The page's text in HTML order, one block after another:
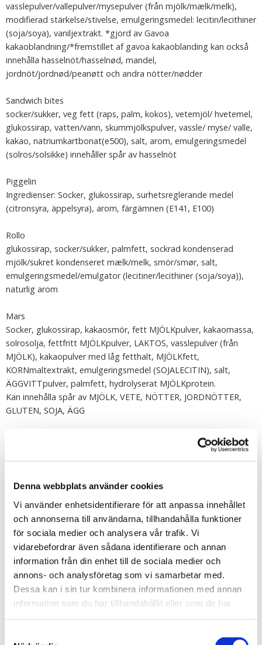
Denna webbplats använder cookies
Vi använder enhetsidentifierare för att anpassa innehållet
och annonserna till användarna, tillhandahålla funktioner
för sociala medier och analysera vår trafik. Vi
vidarebefordrar även sådana identifierare och annan
information från din enhet till de sociala medier och
annons- och analysföretag som vi samarbetar med.
Dessa kan i sin tur kombinera informationen med annan
information som du har tillhandahållit eller som de har
vasslepulver/vallepulver/mysepulver (från mjölk/mælk/melk),
modifierad stärkelse/stivelse, emulgeringsmedel: lecitin/lecithiner
(soja/soya), vaniljextrakt. *gjord av Gavoa
kakaoblandning/*fremstillet af gavoa kakaoblanding kan också
innehålla hasselnöt/hasselnød, mandel,
jordnöt/jordnød/peanøtt och andra nötter/nødder
Sandwich bites
socker/sukker, veg fett (raps, palm, kokos), vetemjöl/ hvetemel,
glukossirap, vatten/vann, skummjölkspulver, vassle/ myse/ valle,
kakao, natriumkartbonat(e500), salt, arom, emulgeringsmedel
(solros/solsikke) innehåller spår av hasselnöt
Piggelin
Ingredienser: Socker, glukossirap, surhetsreglerande medel
(citronsyra, äppelsyra), arom, färgämnen (E141, E100)
Rollo
glukossirap, socker/sukker, palmfett, sockrad kondenserad
mjölk/sukret kondenseret mælk/melk, smör/smør, salt,
emulgeringsmedel/emulgator (lecitiner/lecithiner (soja/soya)),
naturlig arom
Mars
Socker, glukossirap, kakaosmör, fett MJÖLKpulver, kakaomassa,
solrosolja, fettfritt MJÖLKpulver, LAKTOS, vasslepulver (från
MJÖLK), kakaopulver med låg fetthalt, MJÖLKfett,
KORNmaltextrakt, emulgeringsmedel (SOJALECITIN), salt,
ÄGGVITTpulver, palmfett, hydrolyserat MJÖLKprotein.
Kan innehålla spår av MJÖLK, VETE, NÖTTER, JORDNÖTTER,
GLUTEN, SOJA, ÄGG
Socker, glukossirap, glukosfruktossirap, grädde(7 %),
kondenserad vassle (från mjölk), smör (4,5 %), kondenserad
mjölk), emulgeringsmedel: lecitin (soja), arom
Nöt-Créme Punschrulle
Socker, vegetabiliska oljor och fetter (palm), HAVREGRYN,
kokos, kakao, MANDEL, arom, solroslecitin, salt, vanillin, glykos,
invertsockersirap, konserveringsmedel (E202). Överdrag: Socker,
vegetabiliskt fullhärdat fett (palm), VASSLEPULVER, kakao,
emulgator (solroslecitin och E492), arom. Kan innehålla spår av
JORDNÖTTER, HASSELNÖTTER.